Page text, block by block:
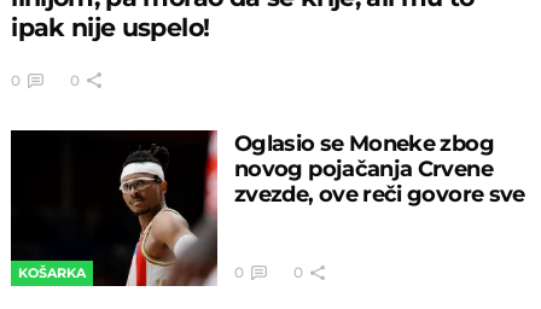
ipak nije uspelo!
0 0
KOŠARKA
Oglasio se Moneke zbog
novog pojačanja Crvene
zvezde, ove reči govore sve
0 0